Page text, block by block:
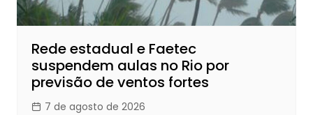
Rede estadual e Faetec
suspendem aulas no Rio por
previsão de ventos fortes
7 de agosto de 2026